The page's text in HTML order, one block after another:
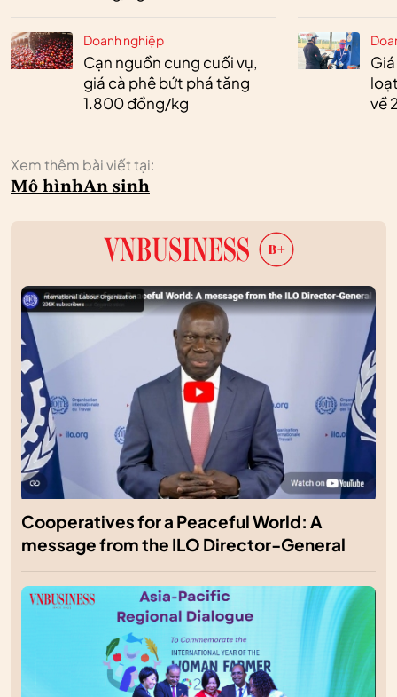
Doanh nghiệp
Cạn nguồn cung cuối vụ,
giá cà phê bứt phá tăng
1.800 đồng/kg
về
Xem thêm bài viết tại:
Mô hìnhAn sinh
Cooperatives for a Peaceful World: A
message from the ILO Director-General